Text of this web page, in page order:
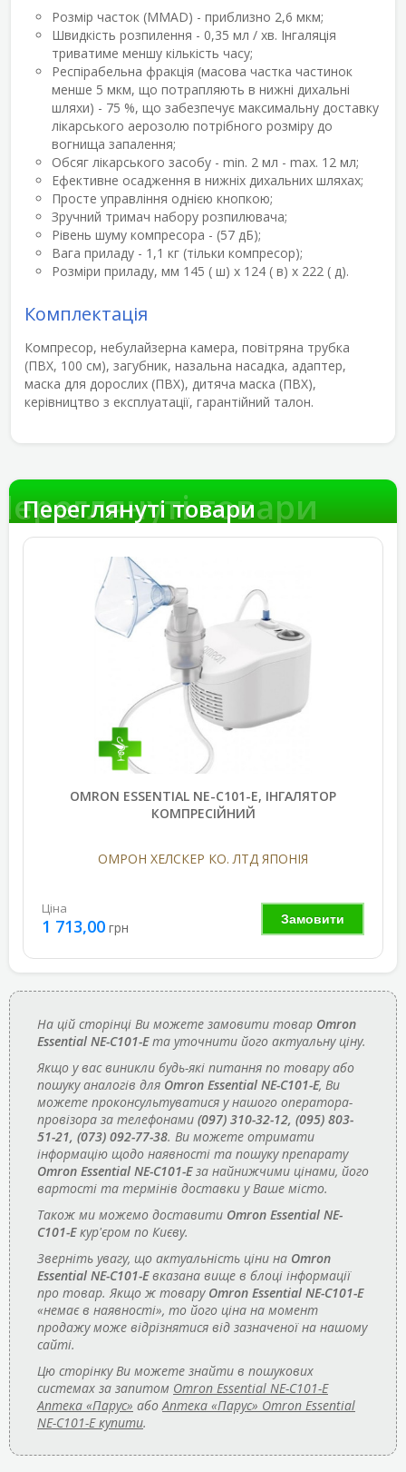
Розмір часток (MMAD) - приблизно 2,6 мкм;
Швидкість розпилення - 0,35 мл / хв. Інгаляція
триватиме меншу кількість часу;
Респірабельна фракція (масова частка частинок
менше 5 мкм, що потрапляють в нижні дихальні
шляхи) - 75 %, що забезпечує максимальну доставку
лікарського аерозолю потрібного розміру до
вогнища запалення;
Обсяг лікарського засобу - min. 2 мл - max. 12 мл;
Ефективне осадження в нижніх дихальних шляхах;
Просте управління однією кнопкою;
Зручний тримач набору розпилювача;
Рівень шуму компресора - (57 дБ);
Вага приладу - 1,1 кг (тільки компресор);
Розміри приладу, мм 145 ( ш) х 124 ( в) х 222 ( д).
Комплектація
Компресор, небулайзерна камера, повітряна трубка
(ПВХ, 100 см), загубник, назальна насадка, адаптер,
маска для дорослих (ПВХ), дитяча маска (ПВХ),
керівництво з експлуатації, гарантійний талон.
товари
Переглянуті товари
OMRON ESSENTIAL NE-C101-E, ІНГАЛЯТОР
КОМПРЕСІЙНИЙ
ОМРОН ХЕЛСКЕР КО. ЛТД ЯПОНІЯ
Замовити
Ціна
1 713,00 грн
На цій сторінці Ви можете замовити товар Omron
Essential NE-C101-Eта уточнити його актуальну ціну.
Якщо у вас виникли будь-які питання по товару або
пошуку аналогів для Omron Essential NE-C101-E, Ви
можете проконсультуватися у нашого оператора-
провізора за телефонами (097) 310-32-12, (095) 803-
51-21, (073) 092-77-38. Ви можете отримати
інформацію щодо наявності та пошуку препарату
Omron Essential NE-C101-Eза найнижчими цінами, його
вартості та термінів доставки у Ваше місто.
Також ми можемо доставити Omron Essential NE-
C101-Eкур'єром по Києву.
Зверніть увагу, що актуальність ціни на Omron
Essential NE-C101-Eвказана вище в блоці інформації
про товар. Якщо ж товару Omron Essential NE-C101-E
«немає в наявності», то його ціна на момент
продажу може відрізнятися від зазначеної на нашому
сайті.
Цю сторінку Ви можете знайти в пошукових
системах за запитом Omron Essential NE-C101-E
Аптека «Парус» абоАптека «Парус» Omron Essential
NE-C101-E купити.